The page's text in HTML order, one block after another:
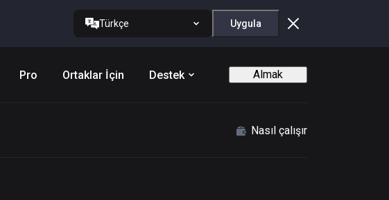
Türkçe Uygula
Pro Ortaklar İçin Destek Almak
Nasıl çalışır